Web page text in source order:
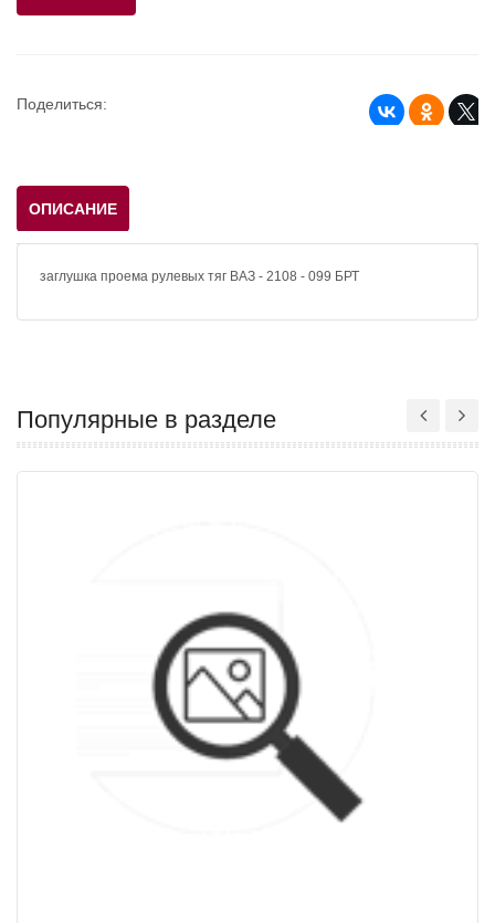
Поделиться:
ОПИСАНИЕ
заглушка проема рулевых тяг ВАЗ - 2108 - 099 БРТ
Популярные в разделе